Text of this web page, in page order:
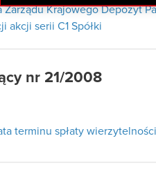
Zarządu Krajowego Depozyt
akcji serii C1 Spółki
nr 21/2008
terminu spłaty